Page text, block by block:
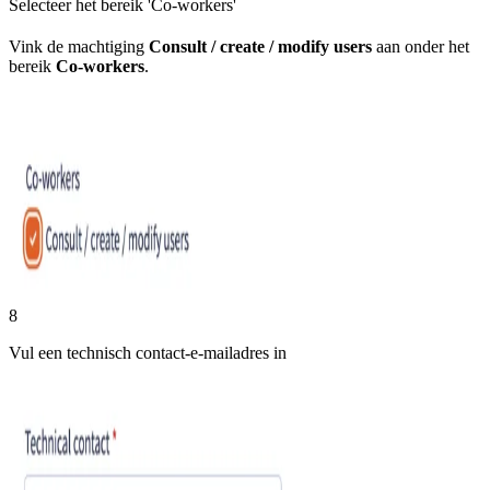
Selecteer het bereik 'Co-workers'
Vink de machtiging Consult / create / modify users aan onder het
bereik Co-workers.
8
Vul een technisch contact-e-mailadres in